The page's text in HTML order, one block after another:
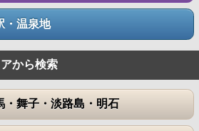
・温泉地
から検索
・舞子・淡路島・明石